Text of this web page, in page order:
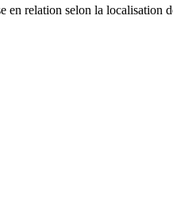
en relation selon la localisation